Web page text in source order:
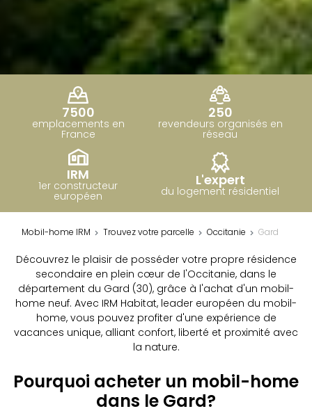
7500
emplacements en
France
250
revendeurs organisés en
réseau
IRM
1er constructeur
européen
L'expert
du logement résidentiel
Mobil-home IRM Trouvez votre parcelle Occitanie Gard
Découvrez le plaisir de posséder votre propre résidence
secondaire en plein cœur de l'Occitanie, dans le
département du Gard (30), grâce à l'achat d'un mobil-
home neuf. Avec IRM Habitat, leader européen du mobil-
home, vous pouvez profiter d'une expérience de
vacances unique, alliant confort, liberté et proximité avec
la nature.
Pourquoi acheter un mobil-home
dans le Gard?